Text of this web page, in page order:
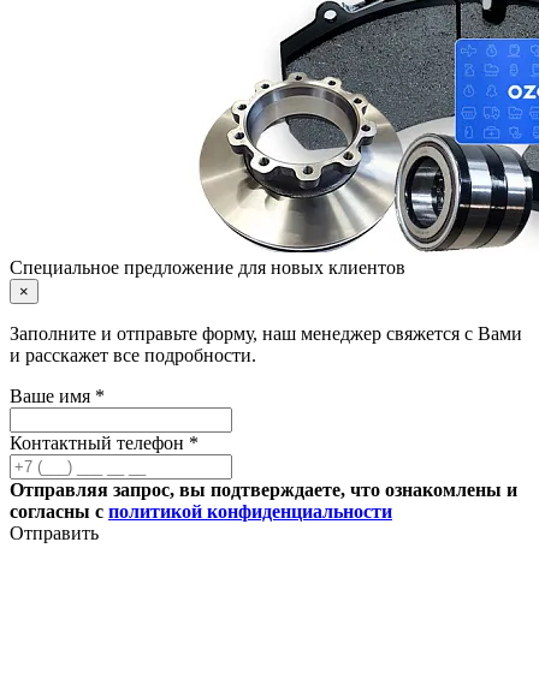
Специальное предложение для новых клиентов
×
Заполните и отправьте форму, наш менеджер свяжется с Вами
и расскажет все подробности.
Ваше имя *
Контактный телефон *
Отправляя запрос, вы подтверждаете, что ознакомлены и
согласны с политикой конфиденциальности
Отправить